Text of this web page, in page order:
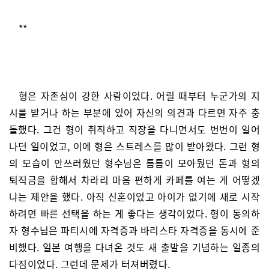
**
형은 자존심이 강한 사람이었다. 어릴 때부터 누군가의 지
시를 받거나 하는 부분에 있어 자신의 의견과 다르면 자주 충
돌했다. 그건 형이 취직하고 직장을 다니면서도 번번이 일어
나던 일이었고, 이에 형은 스트레스를 많이 받아왔다. 그런 형
의 모습이 안쓰러웠던 형수님은 틈틈이 모아뒀던 돈과 형의
퇴직금을 합해서 차라리 마음 편하게 카페를 여는 게 어떻겠
냐는 제안을 했다. 아직 신혼이었고 아이가 없기에 새로 시작
하려면 빠른 선택을 하는 게 좋다는 생각이었다. 형이 동의하
자 형수님은 파티시에 자격증과 바리스타 자격증을 동시에 준
비했다. 일본 여행을 다녀온 것도 새 출발을 기념하는 일종의
다짐이었다. 그런데 문제가 터져버렸다.